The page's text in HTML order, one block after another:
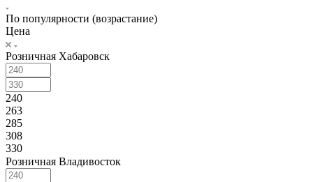
По популярности (возрастание)
Цена
Розничная Хабаровск
240
263
285
308
330
Розничная Владивосток